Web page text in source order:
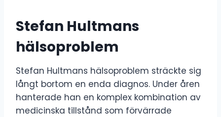
Stefan Hultmans
hälsoproblem
Stefan Hultmans hälsoproblem sträckte sig
långt bortom en enda diagnos. Under åren
hanterade han en komplex kombination av
medicinska tillstånd som förvärrade